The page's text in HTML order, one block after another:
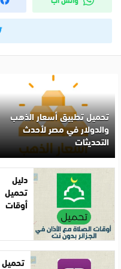
تحميل تطبيق أسعار الذهب
والدولار في مصر لأحدث
التحديثات
دليل
تحميل
أوقات
الأذان
في
تحميل